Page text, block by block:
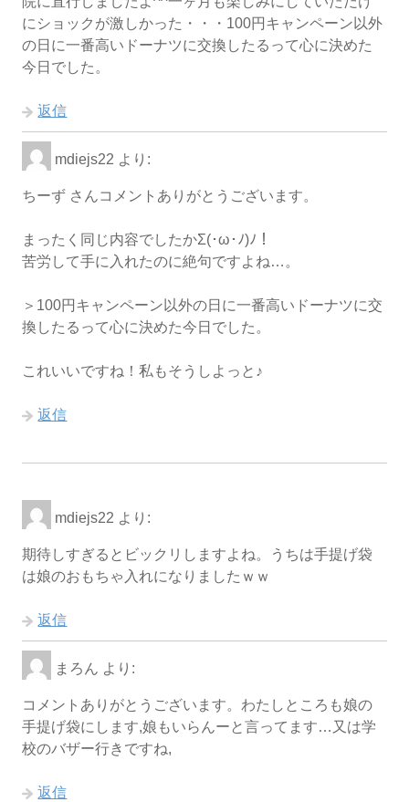
にショックが激しかった・・・100円キャンペーン以外
の日に一番高いドーナツに交換したるって心に決めた
今日でした。
返信
mdiejs22 より:
ちーず さんコメントありがとうございます。
まったく同じ内容でしたかΣ(･ω･ﾉ)ﾉ！
苦労して手に入れたのに絶句ですよね…。
＞100円キャンペーン以外の日に一番高いドーナツに交
換したるって心に決めた今日でした。
これいいですね！私もそうしよっと♪
返信
mdiejs22 より:
期待しすぎるとビックリしますよね。うちは手提げ袋
は娘のおもちゃ入れになりましたｗｗ
返信
まろん より:
コメントありがとうございます。わたしところも娘の
手提げ袋にします,娘もいらんーと言ってます…又は学
校のバザー行きですね,
返信